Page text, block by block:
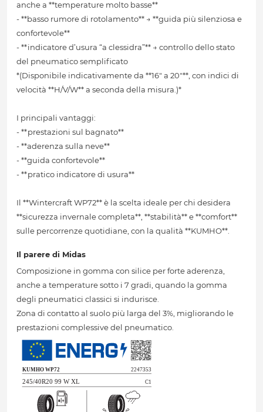
anche a **temperature molto basse**
- **basso rumore di rotolamento** → **guida più silenziosa e
confortevole**
- **indicatore d’usura “a clessidra”** → controllo dello stato
del pneumatico semplificato
*(Disponibile indicativamente da **16" a 20"**, con indici di
velocità **H/V/W** a seconda della misura.)*
I principali vantaggi:
- **prestazioni sul bagnato**
- **aderenza sulla neve**
- **guida confortevole**
- **pratico indicatore di usura**
Il **Wintercraft WP72** è la scelta ideale per chi desidera
**sicurezza invernale completa**, **stabilità** e **comfort**
sulle percorrenze quotidiane, con la qualità **KUMHO**.
Il parere di Midas
Composizione in gomma con silice per forte aderenza,
anche a temperature sotto i 7 gradi, quando la gomma
degli pneumatici classici si indurisce.
Zona di contatto al suolo più larga del 3%, migliorando le
prestazioni complessive del pneumatico.